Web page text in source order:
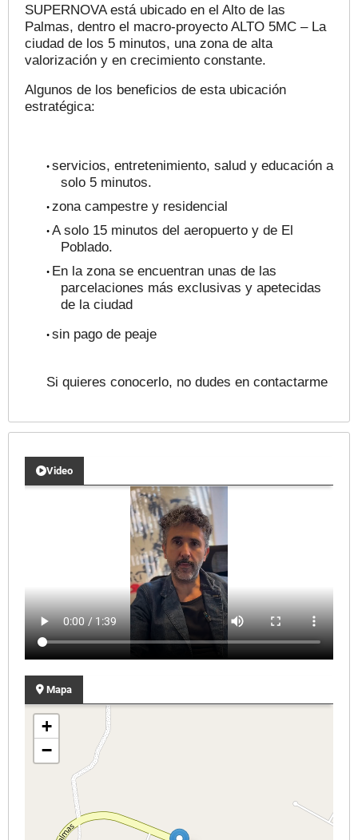
SUPERNOVA está ubicado en el Alto de las
Palmas, dentro el macro-proyecto ALTO 5MC – La
ciudad de los 5 minutos, una zona de alta
valorización y en crecimiento constante.
Algunos de los beneficios de esta ubicación
estratégica:
• servicios, entretenimiento, salud y educación a
solo 5 minutos.
• zona campestre y residencial
• A solo 15 minutos del aeropuerto y de El
Poblado.
• En la zona se encuentran unas de las
parcelaciones más exclusivas y apetecidas
de la ciudad
• sin pago de peaje
Si quieres conocerlo, no dudes en contactarme
Video
Mapa
+
−